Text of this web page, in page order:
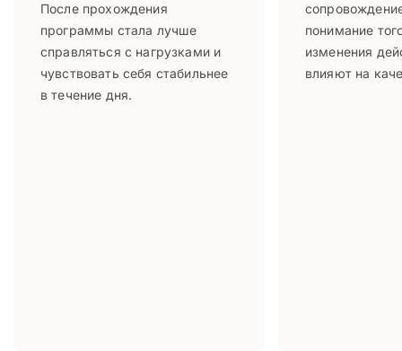
После прохождения
программы стала лучше
справляться с нагрузками и
чувствовать себя стабильнее
в течение дня.
понимание
изменения
влияют на